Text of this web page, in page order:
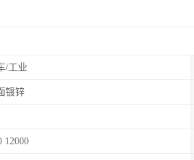
/工业
镀锌
12000